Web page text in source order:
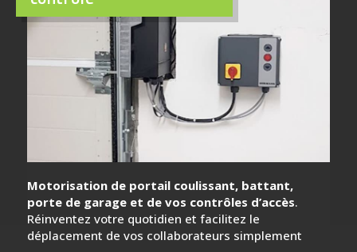
Motorisation de portail coulissant, battant,
porte de garage et de vos contrôles d’accès.
Réinventez votre quotidien et facilitez le
déplacement de vos collaborateurs simplement